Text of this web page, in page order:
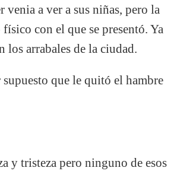
a ver a sus niñas, pero la
con el que se presentó. Ya
los arrabales de la ciudad.
que le quitó el hambre
y tristeza pero ninguno de esos